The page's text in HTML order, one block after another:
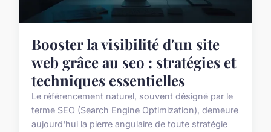
Booster la visibilité d'un site
web grâce au seo : stratégies et
techniques essentielles
Le référencement naturel, souvent désigné par le
terme SEO (Search Engine Optimization), demeure
aujourd'hui la pierre angulaire de toute stratégie